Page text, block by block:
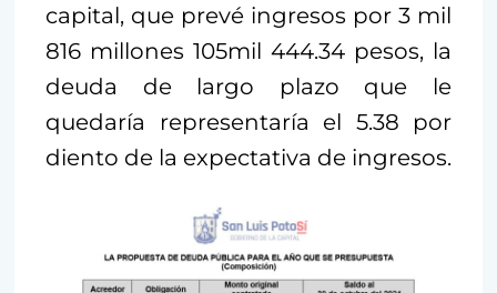
capital, que prevé ingresos por 3 mil
816 millones 105mil 444.34 pesos, la
deuda de largo plazo que le
quedaría representaría el 5.38 por
diento de la expectativa de ingresos.